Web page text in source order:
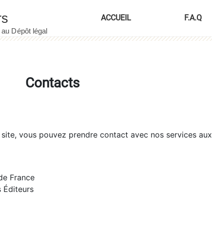
ACCUEIL F.A.Q
Contacts
vous pouvez prendre contact avec nos services aux
France
Éditeurs